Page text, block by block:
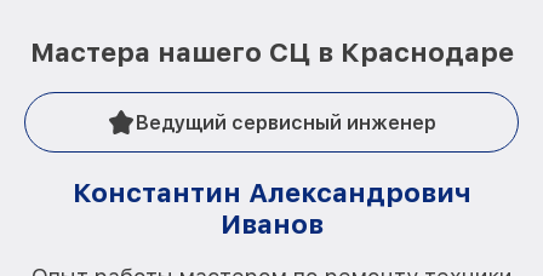
Мастера нашего СЦ в Краснодаре
Ведущий сервисный инженер
Константин Александрович
Иванов